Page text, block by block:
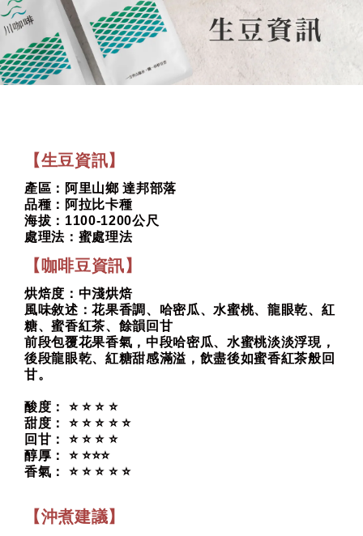
【生豆資訊】
產區：阿里山鄉 達邦部落
品種：阿拉比卡種
海拔：1100-1200公尺
處理法：蜜處理法
【咖啡豆資訊】
烘焙度：中淺烘焙
風味敘述：花果香調、哈密瓜、水蜜桃、龍眼乾、紅
糖、蜜香紅茶、餘韻回甘
前段包覆花果香氣，中段哈密瓜、水蜜桃淡淡浮現，
後段龍眼乾、紅糖甜感滿溢，飲盡後如蜜香紅茶般回
甘。
酸度： ⭐ ⭐ ⭐ ⭐
甜度： ⭐ ⭐ ⭐ ⭐ ⭐
回甘： ⭐ ⭐ ⭐ ⭐
醇厚： ⭐ ⭐⭐⭐
香氣： ⭐ ⭐ ⭐ ⭐ ⭐
【沖煮建議】